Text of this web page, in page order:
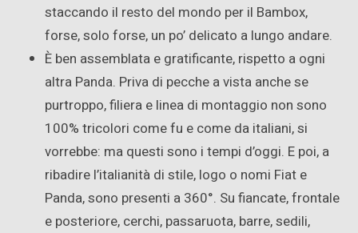
staccando il resto del mondo per il Bambox,
forse, solo forse, un po’ delicato a lungo andare.
È ben assemblata e gratificante, rispetto a ogni
altra Panda. Priva di pecche a vista anche se
purtroppo, filiera e linea di montaggio non sono
100% tricolori come fu e come da italiani, si
vorrebbe: ma questi sono i tempi d’oggi. E poi, a
ribadire l’italianità di stile, logo o nomi Fiat e
Panda, sono presenti a 360°. Su fiancate, frontale
e posteriore, cerchi, passaruota, barre, sedili,